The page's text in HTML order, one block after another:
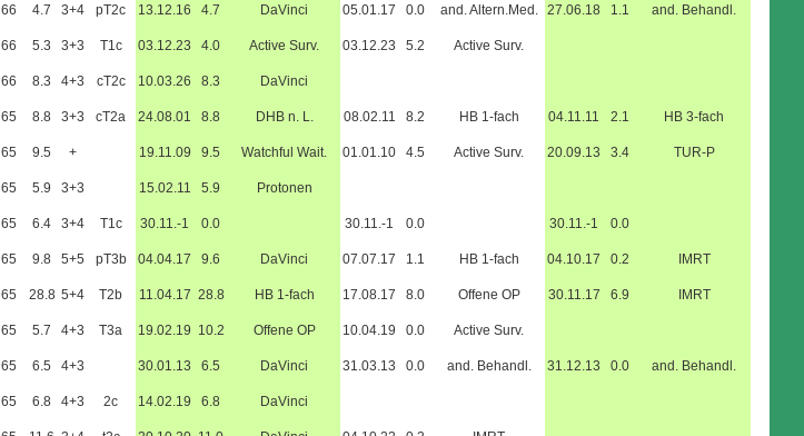
66 4.7 3+4 pT2c 13.12.16 4.7 DaVinci 05.01.17 0.0 and. Altern.Med. 27.06.18 1.1 and. Behandl.
66 5.3 3+3 T1c 03.12.23 4.0 Active Surv. 03.12.23 5.2 Active Surv.
66 8.3 4+3 cT2c 10.03.26 8.3 DaVinci
65 8.8 3+3 cT2a 24.08.01 8.8 DHB n. L. 08.02.11 8.2 HB 1-fach 04.11.11 2.1 HB 3-fach
65 9.5 + 19.11.09 9.5 Watchful Wait. 01.01.10 4.5 Active Surv. 20.09.13 3.4 TUR-P
65 5.9 3+3 15.02.11 5.9 Protonen
65 6.4 3+4 T1c 30.11.-1 0.0 30.11.-1 0.0 30.11.-1 0.0
65 9.8 5+5 pT3b 04.04.17 9.6 DaVinci 07.07.17 1.1 HB 1-fach 04.10.17 0.2 IMRT
65 28.8 5+4 T2b 11.04.17 28.8 HB 1-fach 17.08.17 8.0 Offene OP 30.11.17 6.9 IMRT
65 5.7 4+3 T3a 19.02.19 10.2 Offene OP 10.04.19 0.0 Active Surv.
65 6.5 4+3 30.01.13 6.5 DaVinci 31.03.13 0.0 and. Behandl. 31.12.13 0.0 and. Behandl.
65 6.8 4+3 2c 14.02.19 6.8 DaVinci